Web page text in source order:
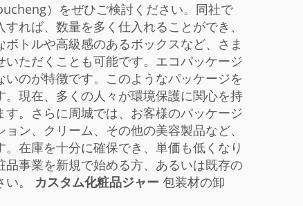
）をぜひご検討ください。同社で
れば、数量を多く仕入れることができ、
トルや高級感のあるボックスなど、さま
ただくことも可能です。エコパッケージ
のが特徴です。このようなパッケージを
現在、多くの人々が環境保護に関心を持
。さらに周城では、お客様のパッケージ
ン、クリーム、その他の美容製品など、
在庫を十分に確保でき、単価も低くなり
事業を新規で始める方、あるいは既存の
。 カスタム化粧品ジャー 包装材の卸